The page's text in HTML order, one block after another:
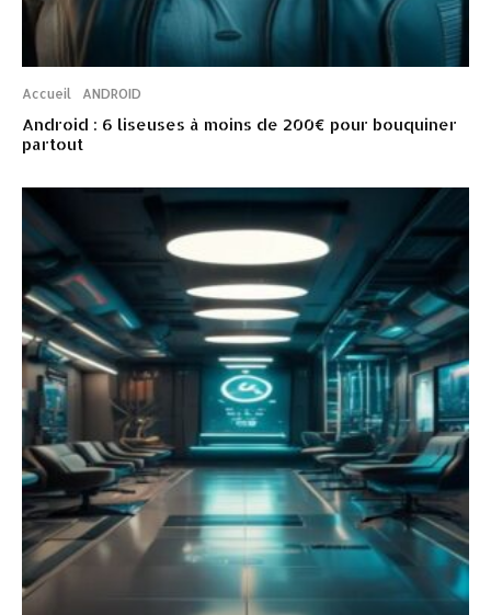
Accueil ANDROID
Android : 6 liseuses à moins de 200€ pour bouquiner
partout